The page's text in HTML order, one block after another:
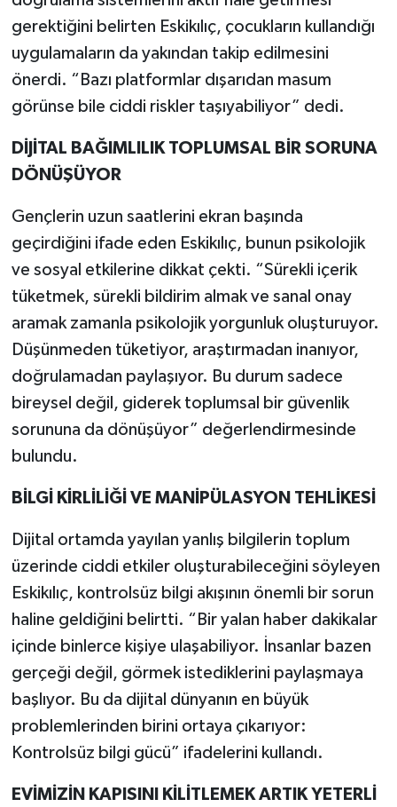
gerektiğini belirten Eskikılıç, çocukların kullandığı
uygulamaların da yakından takip edilmesini
önerdi. “Bazı platformlar dışarıdan masum
görünse bile ciddi riskler taşıyabiliyor” dedi.
DİJİTAL BAĞIMLILIK TOPLUMSAL BİR SORUNA
DÖNÜŞÜYOR
Gençlerin uzun saatlerini ekran başında
geçirdiğini ifade eden Eskikılıç, bunun psikolojik
ve sosyal etkilerine dikkat çekti. “Sürekli içerik
tüketmek, sürekli bildirim almak ve sanal onay
aramak zamanla psikolojik yorgunluk oluşturuyor.
Düşünmeden tüketiyor, araştırmadan inanıyor,
doğrulamadan paylaşıyor. Bu durum sadece
bireysel değil, giderek toplumsal bir güvenlik
sorununa da dönüşüyor” değerlendirmesinde
bulundu.
BİLGİ KİRLİLİĞİ VE MANİPÜLASYON TEHLİKESİ
Dijital ortamda yayılan yanlış bilgilerin toplum
üzerinde ciddi etkiler oluşturabileceğini söyleyen
Eskikılıç, kontrolsüz bilgi akışının önemli bir sorun
haline geldiğini belirtti. “Bir yalan haber dakikalar
içinde binlerce kişiye ulaşabiliyor. İnsanlar bazen
gerçeği değil, görmek istediklerini paylaşmaya
başlıyor. Bu da dijital dünyanın en büyük
problemlerinden birini ortaya çıkarıyor:
Kontrolsüz bilgi gücü” ifadelerini kullandı.
EVİMİZİN KAPISINI KİLİTLEMEK ARTIK YETERLİ